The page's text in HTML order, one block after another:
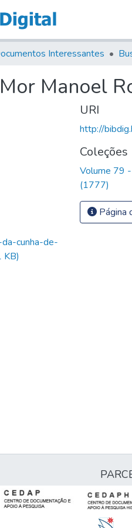
Interessantes
Manoel
cunha-de-
KB)
URI
http://
Coleções
Volume 79
(1777)
Página